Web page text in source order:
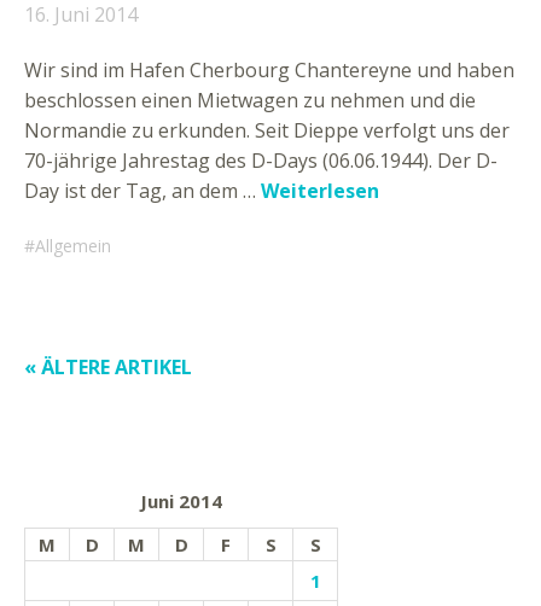
16. Juni 2014
Wir sind im Hafen Cherbourg Chantereyne und haben
beschlossen einen Mietwagen zu nehmen und die
Normandie zu erkunden. Seit Dieppe verfolgt uns der
70-jährige Jahrestag des D-Days (06.06.1944). Der D-
Day ist der Tag, an dem … Weiterlesen
Allgemein
« ÄLTERE ARTIKEL
Juni 2014
M
D M D F S
S
1